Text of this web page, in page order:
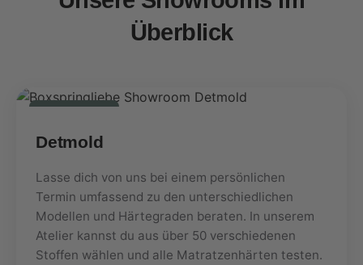
Überblick
Detmold
Lasse dich von uns bei einem persönlichen
Termin umfassend zu den unterschiedlichen
Modellen und Härtegraden beraten. In unserem
Atelier kannst du aus über 50 verschiedenen
Stoffen wählen und alle Matratzenhärten testen.